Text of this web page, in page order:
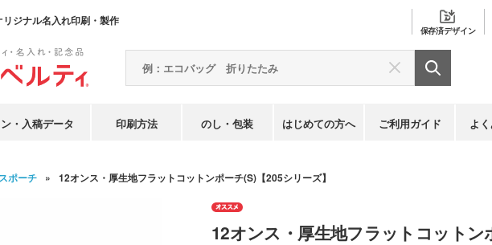
ジナル名入れ印刷・製作
保存済デザイン
・入稿データ 印刷方法 のし・包装 はじめての方へ ご利用ガイド よ
ポーチ 12オンス・厚生地フラットコットンポーチ(S)【205シリーズ】
12オンス・厚生地フラットコットン